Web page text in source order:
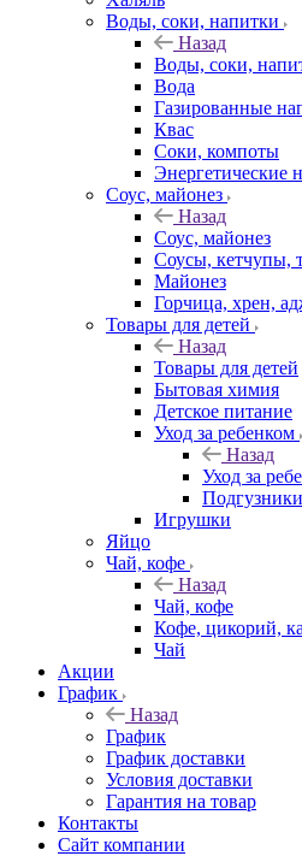
Воды, соки, напитки
Назад
Воды, соки,
Вода
Газированные
Квас
Соки, компоты
Энергетические
Соус, майонез
Назад
Соус, майонез
Соусы, кетчупы,
Майонез
Горчица, хрен,
Товары для детей
Назад
Товары для детей
Бытовая химия
Детское питание
Уход за ребенком
Назад
Уход за
Подгузники
Игрушки
Яйцо
Чай, кофе
Назад
Чай, кофе
Кофе, цикорий,
Чай
Акции
График
Назад
График
График доставки
Условия доставки
Гарантия на товар
Контакты
Сайт компании